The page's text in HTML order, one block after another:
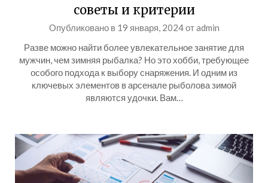
советы и критерии
Опубликовано в 19 января, 2024отadmin
Разве можно найти более увлекательное занятие для
мужчин, чем зимняя рыбалка? Но это хобби, требующее
особого подхода к выбору снаряжения. И одним из
ключевых элементов в арсенале рыболова зимой
являются удочки. Вам…